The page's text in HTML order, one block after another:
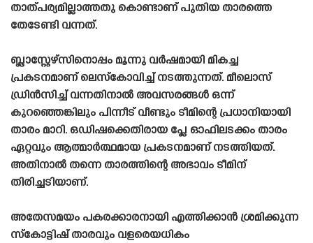
താത്പര്യമില്ലാത്തതു കൊണ്ടാണ് പുതിയ താരത്തെ
തേടേണ്ടി വന്നത്.
ബ്ലാസ്റ്റേഴ്‌സിനൊപ്പം മൂന്നു വർഷമായി മികച്ച
പ്രകടനമാണ് ലെസ്‌കോവിച്ച് നടത്തുന്നത്. മീലൊസ്
ഡ്രിൻസിച്ച് വന്നതിനാൽ അവസരങ്ങൾ ഒന്ന്
കുറഞ്ഞെങ്കിലും പിന്നീട് വീണ്ടും ടീമിന്റെ പ്രധാനിയായി
താരം മാറി. ഒഡിഷക്കെതിരായ പ്ലേ ഓഫിലടക്കം താരം
ഏറ്റവും ആത്മാർത്ഥമായ പ്രകടനമാണ് നടത്തിയത്.
അതിനാൽ തന്നെ താരത്തിന്റെ അഭാവം ടീമിന്
തിരിച്ചടിയാണ്.
അതേസമയം പകരക്കാരനായി എത്തിക്കാൻ ശ്രമിക്കുന്ന
സ്‌കോട്ടിഷ് താരവും വളരെയധികം